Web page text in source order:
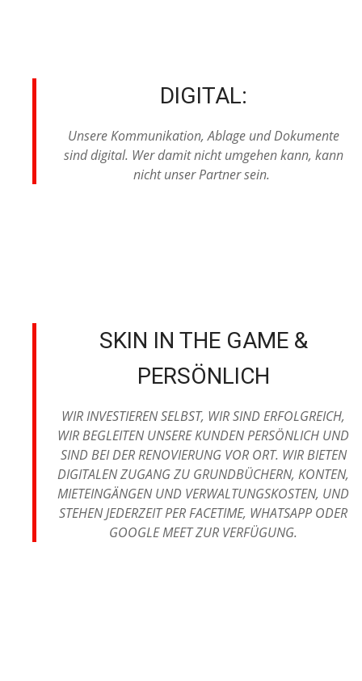
DIGITAL:
Unsere Kommunikation, Ablage und Dokumente
sind digital. Wer damit nicht umgehen kann, kann
nicht unser Partner sein.
SKIN IN THE GAME &
PERSÖNLICH
WIR INVESTIEREN SELBST, WIR SIND ERFOLGREICH,
WIR BEGLEITEN UNSERE KUNDEN PERSÖNLICH UND
SIND BEI DER RENOVIERUNG VOR ORT. WIR BIETEN
DIGITALEN ZUGANG ZU GRUNDBÜCHERN, KONTEN,
MIETEINGÄNGEN UND VERWALTUNGSKOSTEN, UND
STEHEN JEDERZEIT PER FACETIME, WHATSAPP ODER
GOOGLE MEET ZUR VERFÜGUNG.